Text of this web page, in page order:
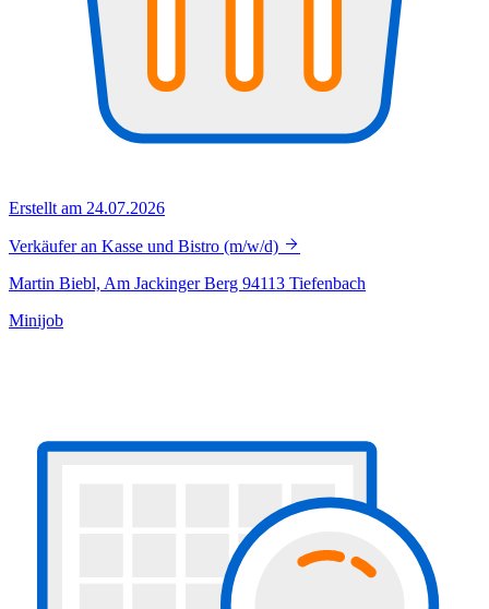
Erstellt am 24.07.2026
Verkäufer an Kasse und Bistro (m/w/d)
Martin Biebl, Am Jackinger Berg 94113 Tiefenbach
Minijob